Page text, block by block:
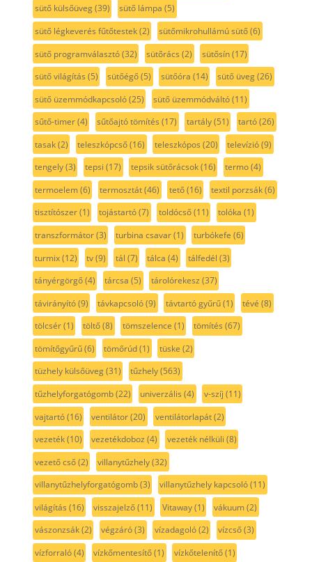
sütő külsőüveg(39) sütő lámpa (5)
sütő légkeverés fűtőtestek(2) sütőmikrohullámú sütő(6)
sütő programválasztó(32) sütőrács (2) sütősín(17)
sütő világítás (5) sütőégő(5) sütőóra (14) sütő üveg(26)
sütő üzemmódkapcsoló(25) sütő üzemmódváltó(11)
sűtő-timer(4) sűtőajtó tömítés (17) tartály(51) tartó(26)
tasak(2) teleszkópcső(16) teleszkópos (20) televízió(9)
tengely(3) tepsi (17) tepsik sütőrácsok(16) termo(4)
termoelem(6) termosztát(46) tető(16) textil porzsák(6)
tisztítószer(1) tojástartó(7) toldócső(11) tolóka (1)
transzformátor(3) turbina csavar(1) turbókefe (6)
turmix(12) tv(9) tál (7) tálca (4) tálfedél (3)
tányérgörgő(4) tárcsa (5) tárolórekesz (37)
távirányító(9) távkapcsoló(9) távtartó gyűrű(1) tévé (8)
tölcsér(1) töltő(8) tömszelence (1) tömítés (67)
tömítőgyűrű(6) tömőrúd(1) tüske (2)
tüzhely külsőüveg(31) tűzhely(563)
tűzhelyforgatógomb(22) univerzális (4) v-szíj (11)
vajtartó(16) ventilátor(20) ventilátorlapát(2)
vezeték(10) vezetékdoboz (4) vezeték nélküli (8)
vezető cső(2) villanytűzhely(32)
villanytűzhelyforgatógomb(3) villanytűzhely kapcsoló(11)
világítás (16) visszajelző(11) Vitaway(1) vákuum(2)
vászonzsák(2) végzáró(3) vízadagoló(2) vízcső(3)
vízforraló(4) vízkőmentesítő(1) vízkőtelenítő(1)